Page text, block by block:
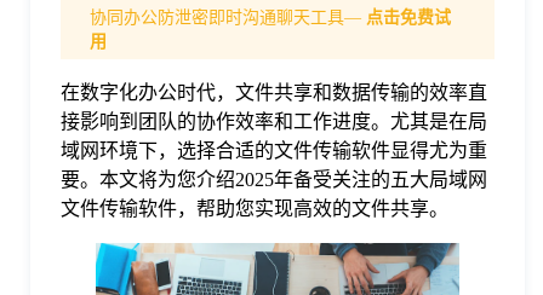
价
格
协同办公防泄密即时沟通聊天工具— 点击免费试
用
在数字化办公时代，文件共享和数据传输的效率直
接影响到团队的协作效率和工作进度。尤其是在局
域网环境下，选择合适的文件传输软件显得尤为重
要。本文将为您介绍2025年备受关注的五大局域网
文件传输软件，帮助您实现高效的文件共享。